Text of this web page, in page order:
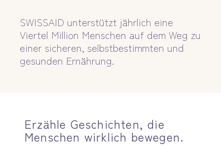
SWISSAID unterstützt jährlich eine
Viertel Million Menschen auf dem Weg zu
einer sicheren, selbstbestimmten und
gesunden Ernährung.
Erzähle Geschichten, die
Menschen wirklich bewegen.